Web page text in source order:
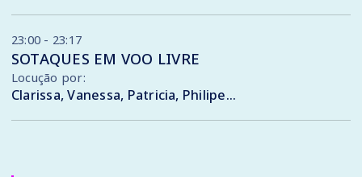
23:00 - 23:17
SOTAQUES EM VOO LIVRE
Locução por:
Clarissa, Vanessa, Patricia, Philipe, Augusto, Flávia, Gabriela, Monty, Gustavo , Sandra